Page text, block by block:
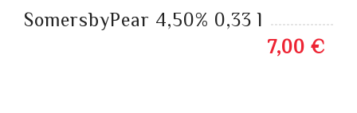
SomersbyPear 4,50% 0,33 l
7,00 €